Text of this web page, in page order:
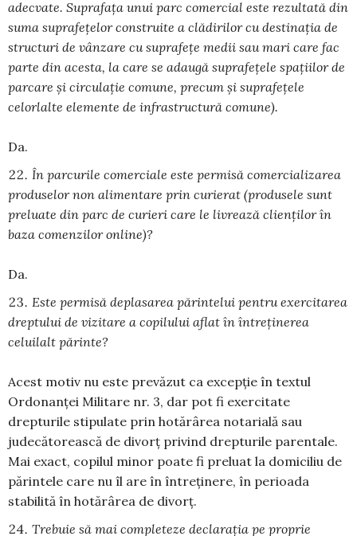
adecvate. Suprafaţa unui parc comercial este rezultată din
suma suprafeţelor construite a clădirilor cu destinaţia de
structuri de vânzare cu suprafeţe medii sau mari care fac
parte din acesta, la care se adaugă suprafeţele spaţiilor de
parcare şi circulaţie comune, precum şi suprafeţele
celorlalte elemente de infrastructură comune).
Da.
În parcurile comerciale este permisă comercializarea
produselor non alimentare prin curierat (produsele sunt
preluate din parc de curieri care le livrează clienților în
baza comenzilor online)?
Da.
Este permisă deplasarea părintelui pentru exercitarea
dreptului de vizitare a copilului aflat în întreținerea
celuilalt părinte?
Acest motiv nu este prevăzut ca excepție în textul
Ordonanței Militare nr. 3, dar pot fi exercitate
drepturile stipulate prin hotărârea notarială sau
judecătorească de divorț privind drepturile parentale.
Mai exact, copilul minor poate fi preluat la domiciliu de
părintele care nu îl are în întreținere, în perioada
stabilită în hotărârea de divorț.
Trebuie să mai completeze declaraţia pe proprie